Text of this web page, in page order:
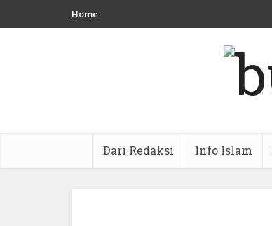
Home
Dari Redaksi Info Islam